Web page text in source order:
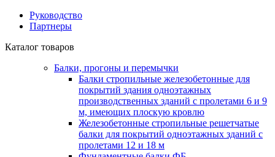
Руководство
Партнеры
Каталог товаров
Балки, прогоны и перемычки
Балки стропильные железобетонные для
покрытий здания одноэтажных
производственных зданий с пролетами 6 и 9
м, имеющих плоскую кровлю
Железобетонные стропильные решетчатые
балки для покрытий одноэтажных зданий с
пролетами 12 и 18 м